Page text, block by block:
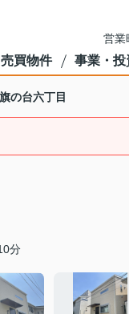
営
売買物件 事業・投
の台六丁目
分